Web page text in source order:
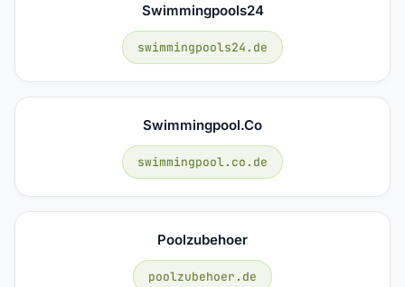
Swimmingpools24
swimmingpools24.de
Swimmingpool.co
swimmingpool.co.de
Poolzubehoer
poolzubehoer.de